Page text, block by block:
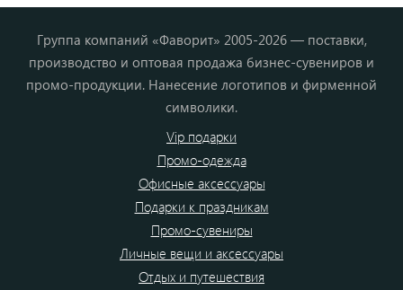
Группа компаний «Фаворит» 2005-2026 — поставки,
производство и оптовая продажа бизнес-сувениров и
промо-продукции. Нанесение логотипов и фирменной
символики.
Vip подарки
Промо-одежда
Офисные аксессуары
Подарки к праздникам
Промо-сувениры
Личные вещи и аксессуары
Отдых и путешествия